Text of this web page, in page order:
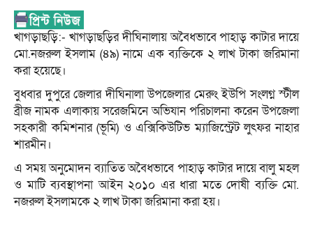
খাগড়াছড়ি:- খাগড়াছড়ির দীঘিনালায় অবৈধভাবে পাহাড় কাটার দায়ে
মো.নজরুল ইসলাম (৪৯) নামে এক ব্যক্তিকে ২ লাখ টাকা জরিমানা
করা হয়েছে।
বুধবার দুপুরে জেলার দীঘিনালা উপজেলার মেরুং ইউপি সংলগ্ন স্টীল
ব্রীজ নামক এলাকায় সরেজমিনে অভিযান পরিচালনা করেন উপজেলা
সহকারী কমিশনার (ভূমি) ও এক্সিকিউটিভ ম্যাজিস্ট্রেট লুৎফর নাহার
শারমীন।
এ সময় অনুমোদন ব্যাতিত অবৈধভাবে পাহাড় কাটার দায়ে বালু মহল
ও মাটি ব্যবস্থাপনা আইন ২০১০ এর ধারা মতে দোষী ব্যক্তি মো.
নজরুল ইসলামকে ২ লাখ টাকা জরিমানা করা হয়।